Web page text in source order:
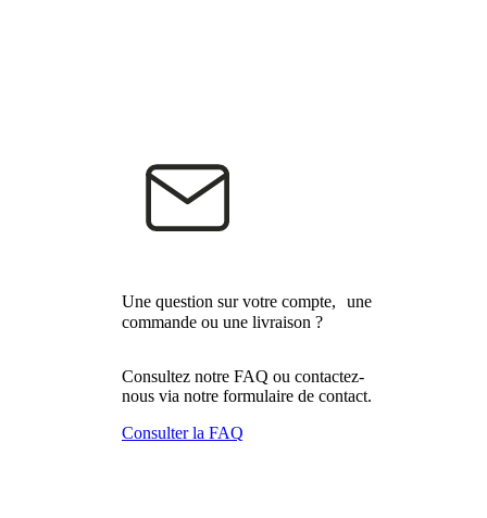
Une question sur votre compte, une
commande ou une livraison ?
Consultez notre FAQ ou contactez-
nous via notre formulaire de contact.
Consulter la FAQ